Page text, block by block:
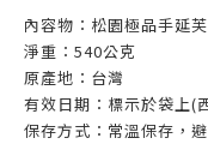
內容物： 松園極品手延
淨重：540公克
原產地：台灣
有效日期：標示於袋上(
保存方式：常溫保存，